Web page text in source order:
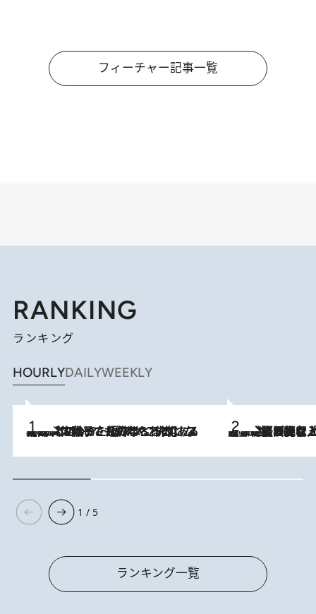
フィーチャー記事一覧
RANKING
ランキング
HOURLYDAILYWEEKLY
2026.8.5
【阿川佐和子さんの年とる力】なぜ70代で始めた趣味は“こんなに楽しい”のか？ ピアノ、俳句…スランプに陥っても続けられる“ある秘訣”とは 2026.8.5
【なぜ吉沢亮は「気配を消せる」のか？】興行収入208億の『国宝』を経て挑むミュージカル『ディア・エヴァン・ハンセン』。トップ俳優が舞台上でさらけ出した“孤独”とは
1 / 5
ランキング一覧